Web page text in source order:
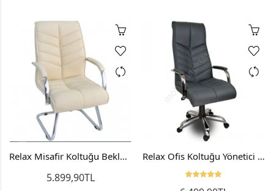
Relax Misafir Koltuğu Bekleme Koltuğu Ofis Koltuğu
5.899,90TL
Relax Ofis Koltuğu Yönetici Koltuğu Makam Koltuğu